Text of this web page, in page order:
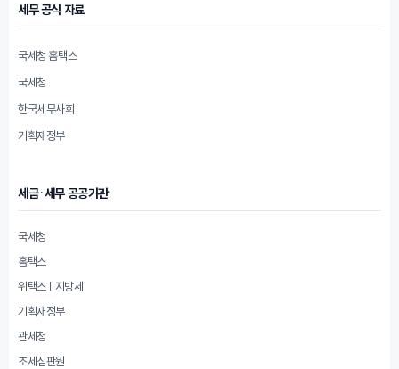
세무 공식 자료
국세청 홈택스
국세청
한국세무사회
기획재정부
세금·세무 공공기관
국세청
홈택스
위택스 | 지방세
기획재정부
관세청
조세심판원